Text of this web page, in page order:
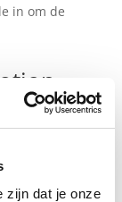
zijn dat je onze
in om de